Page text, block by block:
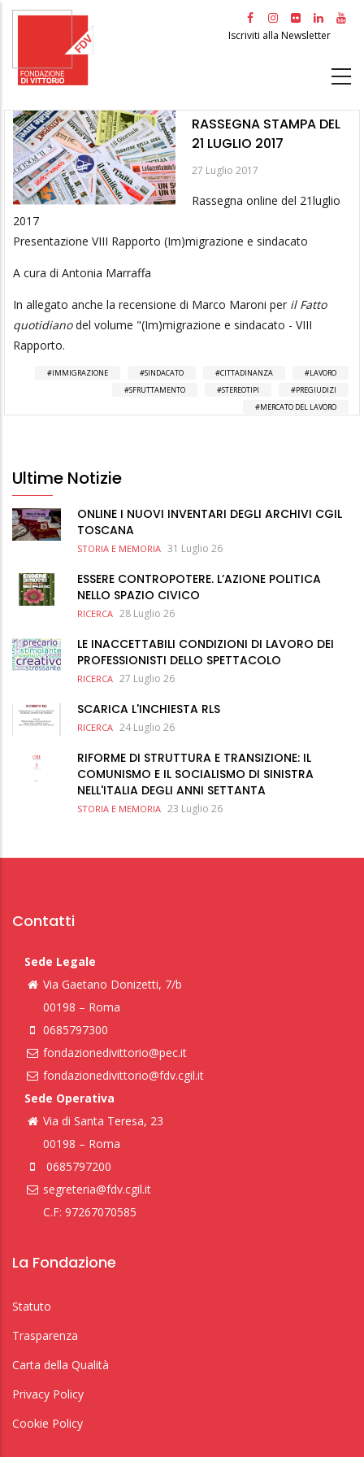
Salta
principale
Iscriviti alla Newsletter
RASSEGNA STAMPA DEL
21 LUGLIO 2017
27 Luglio 2017
Rassegna online del 21luglio
2017
Presentazione VIII Rapporto (Im)migrazione e sindacato
A cura di Antonia Marraffa
In allegato anche la recensione di Marco Maroni per il Fatto
quotidianodel volume "(Im)migrazione e sindacato - VIII
Rapporto.
IMMIGRAZIONE SINDACATO CITTADINANZA
LAVORO
SFRUTTAMENTO
STEREOTIPI
PREGIUDIZI
MERCATO DEL LAVORO
Ultime Notizie
ONLINE I NUOVI INVENTARI DEGLI ARCHIVI CGIL
TOSCANA
STORIA E MEMORIA 31 Luglio 26
ESSERE CONTROPOTERE. L’AZIONE POLITICA
NELLO SPAZIO CIVICO
RICERCA 28 Luglio 26
LE INACCETTABILI CONDIZIONI DI LAVORO DEI
PROFESSIONISTI DELLO SPETTACOLO
RICERCA 27 Luglio 26
SCARICA L'INCHIESTA RLS
RICERCA 24 Luglio 26
RIFORME DI STRUTTURA E TRANSIZIONE: IL
COMUNISMO E IL SOCIALISMO DI SINISTRA
NELL'ITALIA DEGLI ANNI SETTANTA
STORIA E MEMORIA 23 Luglio 26
Contatti
Sede Legale
Via Gaetano Donizetti, 7/b
00198 – Roma
0685797300
fondazionedivittorio@pec.it
fondazionedivittorio@fdv.cgil.it
Sede Operativa
Via di Santa Teresa, 23
00198 – Roma
0685797200
segreteria@fdv.cgil.it
C.F: 97267070585
La Fondazione
Statuto
Trasparenza
Carta della Qualità
Privacy Policy
Cookie Policy